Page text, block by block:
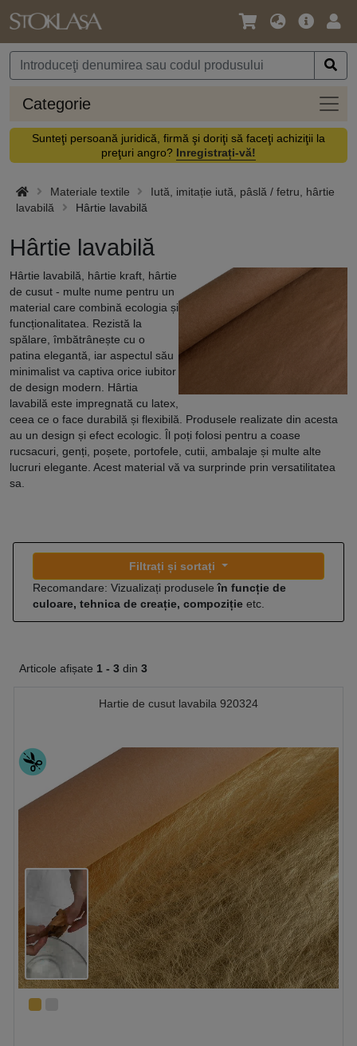
Limbă
Monedă
Meniul
Categorie
Sunteţi persoană juridică, firmă şi doriţi să faceţi achiziţii la
preţuri angro? Inregistrați-vă!
Materiale textile
Iută, imitație iută, pâslă / fetru, hârtie
lavabilă
Hârtie lavabilă
Hârtie lavabilă
Hârtie lavabilă, hârtie kraft, hârtie
de cusut - multe nume pentru un
material care combină ecologia și
funcționalitatea. Rezistă la
spălare, îmbătrânește cu o
patina elegantă, iar aspectul său
minimalist va captiva orice iubitor
de design modern. Hârtia
lavabilă este impregnată cu latex,
ceea ce o face durabilă și flexibilă. Produsele realizate din acesta
au un design și efect ecologic. Îl poți folosi pentru a coase
rucsacuri, genți, poșete, portofele, cutii, ambalaje și multe alte
lucruri elegante. Acest material vă va surprinde prin versatilitatea
sa.
Filtrați și sortați
Recomandare: Vizualizați produseleîn funcție de
culoare, tehnica de creație, compoziție etc.
Articole afișate 1 - 3 din 3
Hartie de cusut lavabila 920324